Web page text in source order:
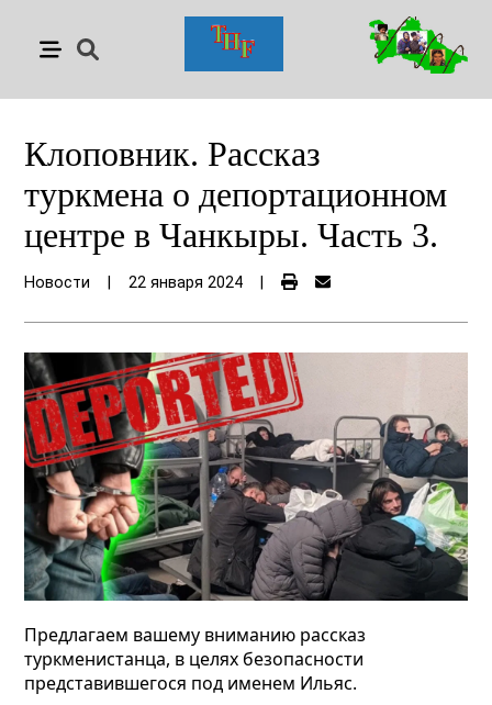
Клоповник. Рассказ
туркмена о депортационном
центре в Чанкыры. Часть 3.
Новости 22 января 2024
Предлагаем вашему вниманию рассказ
туркменистанца, в целях безопасности
представившегося под именем Ильяс.